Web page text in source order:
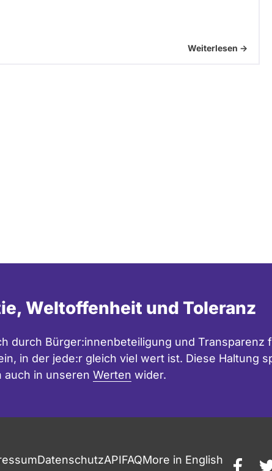
Weiterlesen ->
Weltoffenheit und Toleranz
durch Bürger:innenbeteiligung und Transparenz
in der jede:r gleich viel wert ist. Diese Haltung
auch in unseren Werten wider.
DatenschutzAPIFAQMore in English